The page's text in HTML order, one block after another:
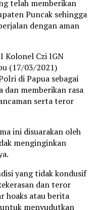
telah memberikan
Puncak sehingga
dengan aman
Kolonel Czi IGN
(17/03/2021)
di Papua sebagai
dan memberikan rasa
serta teror
ini disuarakan oleh
menginginkan
yang tidak kondusif
dan teror
hoaks atau berita
menyudutkan